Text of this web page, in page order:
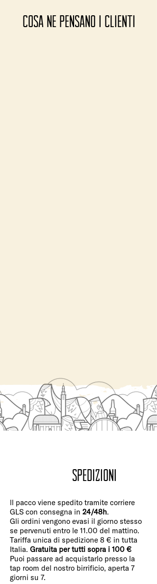
COSA ne PENSANO I CLIENTI
Spedizioni
ll pacco viene spedito tramite corriere
GLS con consegna in 24/48h.
Gli ordini vengono evasi il giorno stesso
se pervenuti entro le 11.00 del mattino.
Tariffa unica di spedizione 8 € in tutta
Italia. Gratuita per tutti sopra i 100 €
Puoi passare ad acquistarlo presso la
tap room del nostro birrificio, aperta 7
giorni su 7.